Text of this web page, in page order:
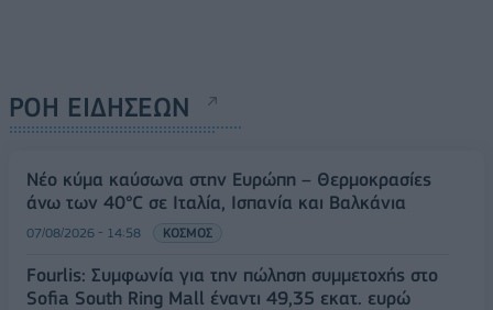
ΡΟΗ ΕΙΔΗΣΕΩΝ
Νέο κύμα καύσωνα στην Ευρώπη – Θερμοκρασίες
άνω των 40°C σε Ιταλία, Ισπανία και Βαλκάνια
07/08/2026 - 14:58 ΚΟΣΜΟΣ
Fourlis: Συμφωνία για την πώληση συμμετοχής στο
Sofia South Ring Mall έναντι 49,35 εκατ. ευρώ